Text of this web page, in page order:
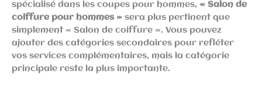
spécialisé dans les coupes pour hommes, « Salon de
coiffure pour hommes » sera plus pertinent que
simplement « Salon de coiffure ». Vous pouvez
ajouter des catégories secondaires pour refléter
vos services complémentaires, mais la catégorie
principale reste la plus importante.